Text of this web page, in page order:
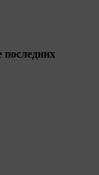
последних